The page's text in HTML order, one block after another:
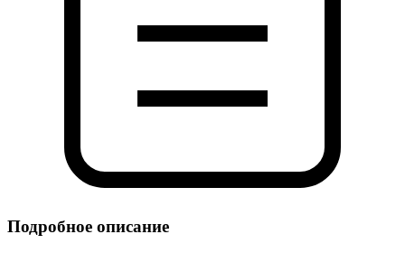
Подробное описание